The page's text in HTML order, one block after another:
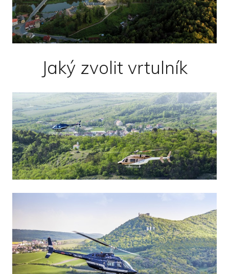
Jaký zvolit vrtulník